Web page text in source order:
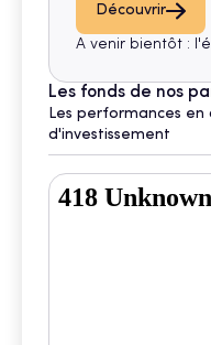
Découvrir
A venir bientôt :
Les fonds de nos
Les performances en
d'investissement